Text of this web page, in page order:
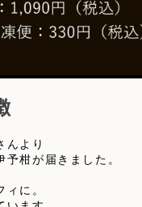
んより
柑が届きました。
に。